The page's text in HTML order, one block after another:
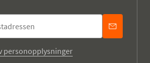
personopplysninger